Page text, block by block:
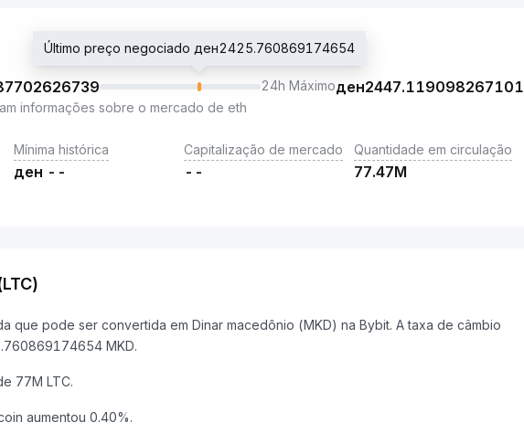
Último preço negociado ден2425.760869174654
24h Máximoден2447.119098267101
informações sobre o mercado de eth
Mínima histórica
ден --
Capitalização de mercado
--
Quantidade em circulação
77.47M
que pode ser convertida em Dinar macedônio (MKD) na Bybit. A taxa de câmbio
MKD.
77M LTC.
aumentou 0.40%.